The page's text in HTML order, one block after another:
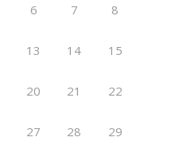
6 7 8
13 14 15
20 21 22
27 28 29